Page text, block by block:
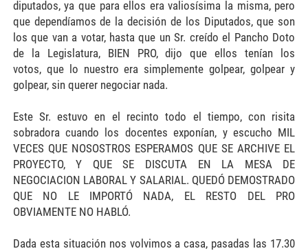
diputados, ya que para ellos era valiosísima la misma, pero
que dependíamos de la decisión de los Diputados, que son
los que van a votar, hasta que un Sr. creído el Pancho Doto
de la Legislatura, BIEN PRO, dijo que ellos tenían los
votos, que lo nuestro era simplemente golpear, golpear y
golpear, sin querer negociar nada.
Este Sr. estuvo en el recinto todo el tiempo, con risita
sobradora cuando los docentes exponían, y escucho MIL
VECES QUE NOSOSTROS ESPERAMOS QUE SE ARCHIVE EL
PROYECTO, Y QUE SE DISCUTA EN LA MESA DE
NEGOCIACION LABORAL Y SALARIAL. QUEDÓ DEMOSTRADO
QUE NO LE IMPORTÓ NADA, EL RESTO DEL PRO
OBVIAMENTE NO HABLÓ.
Dada esta situación nos volvimos a casa, pasadas las 17.30